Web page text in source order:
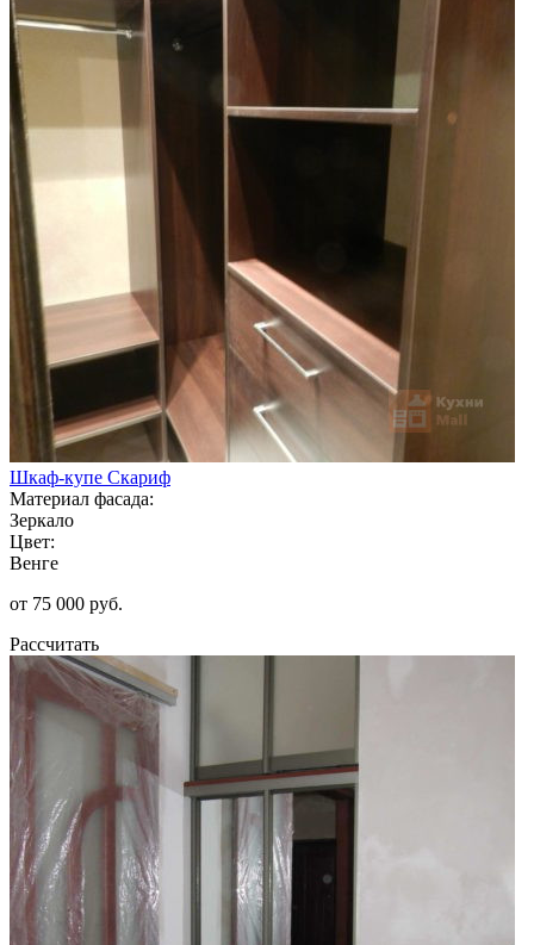
Шкаф-купе Скариф
Материал фасада:
Зеркало
Цвет:
Венге
от 75 000 руб.
Рассчитать